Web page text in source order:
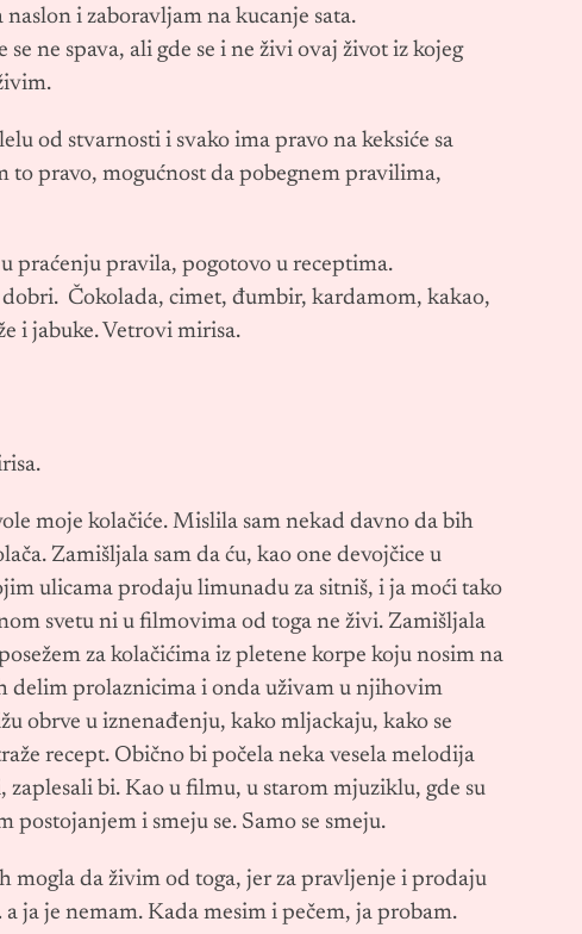
i zaboravljam na kucanje sata.
ne spava, ali gde se i ne živi ovaj život iz kojeg
od stvarnosti i svako ima pravo na keksiće sa
to pravo, mogućnost da pobegnem pravilima,
praćenju pravila, pogotovo u receptima.
Čokolada, cimet, đumbir, kardamom, kakao,
i jabuke. Vetrovi mirisa.
moje kolačiće. Mislila sam nekad davno da bih
Zamišljala sam da ću, kao one devojčice u
ulicama prodaju limunadu za sitniš, i ja moći tako
svetu ni u filmovima od toga ne živi. Zamišljala
za kolačićima iz pletene korpe koju nosim na
delim prolaznicima i onda uživam u njihovim
obrve u iznenađenju, kako mljackaju, kako se
recept. Obično bi počela neka vesela melodija
zaplesali bi. Kao u filmu, u starom mjuziklu, gde su
postojanjem i smeju se. Samo se smeju.
mogla da živim od toga, jer za pravljenje i prodaju
ja je nemam. Kada mesim i pečem, ja probam.